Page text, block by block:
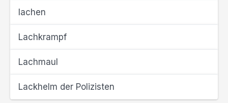
lachen
Lachkrampf
Lachmaul
Lackhelm der Polizisten